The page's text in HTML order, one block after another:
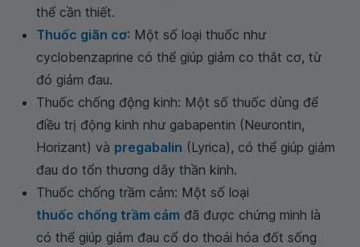
thể cần thiết.
Thuốc giãn cơ: Một số loại thuốc như
cyclobenzaprine có thể giúp giảm co thắt cơ, từ
đó giảm đau.
Thuốc chống động kinh: Một số thuốc dùng để
điều trị động kinh như gabapentin (Neurontin,
Horizant) và pregabalin (Lyrica), có thể giúp giảm
đau do tổn thương dây thần kinh.
Thuốc chống trầm cảm: Một số loại
thuốc chống trầm cảm đã được chứng minh là
có thể giúp giảm đau cổ do thoái hóa đốt sống